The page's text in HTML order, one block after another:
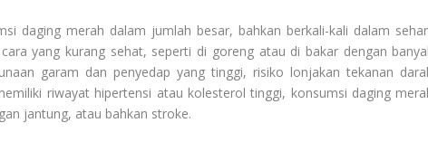
daging merah dalam jumlah besar, bahkan berkali-kali dalam
yang kurang sehat, seperti di goreng atau di bakar dengan
garam dan penyedap yang tinggi, risiko lonjakan tekanan
riwayat hipertensi atau kolesterol tinggi, konsumsi daging
jantung, atau bahkan stroke.